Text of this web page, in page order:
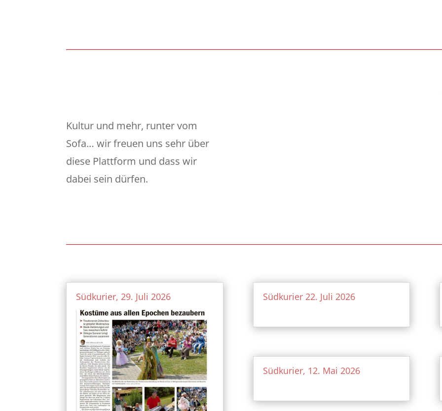
Kultur und mehr, runter vom
Sofa… wir freuen uns sehr über
diese Plattform und dass wir
dabei sein dürfen.
Südkurier, 29. Juli 2026 Südkurier 22. Juli 2026
Südkurier, 12. Mai 2026